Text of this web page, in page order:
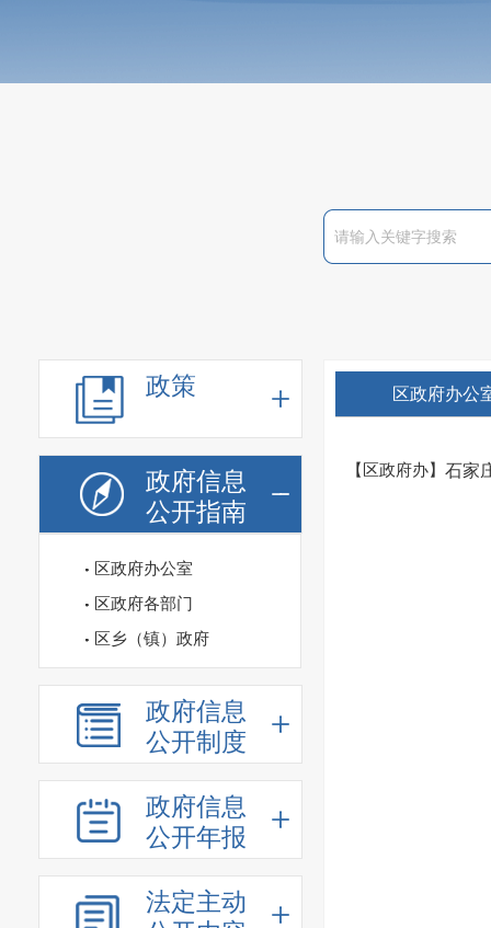
政策
政府信息
公开指南
区政府办公室
区政府各部门
区乡（镇）政府
政府信息
公开制度
政府信息
公开年报
法定主动
区政府办公
【区政府办】 石家